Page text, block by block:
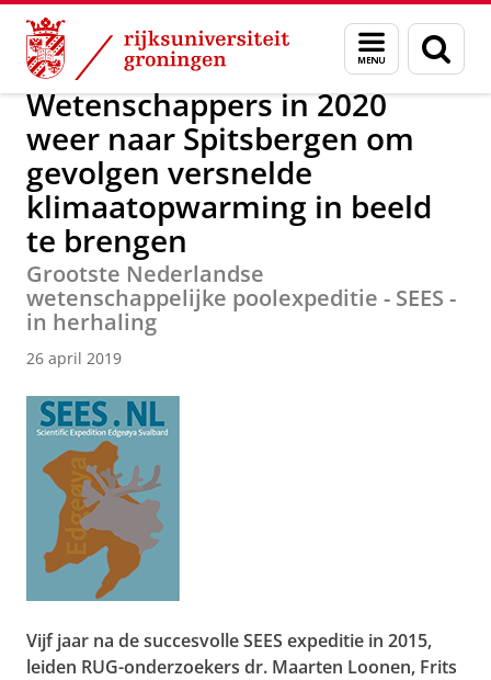
Skip
Content
Skip
Navigation
Menu
en
zoeken
Over ons Actueel Nieuws Nieuwsberichten
Wetenschappers in 2020
weer naar Spitsbergen om
gevolgen versnelde
klimaatopwarming in beeld
te brengen
Grootste Nederlandse
wetenschappelijke poolexpeditie - SEES -
in herhaling
26 april 2019
Vijf jaar na de succesvolle SEES expeditie in 2015,
leiden RUG-onderzoekers dr. Maarten Loonen, Frits